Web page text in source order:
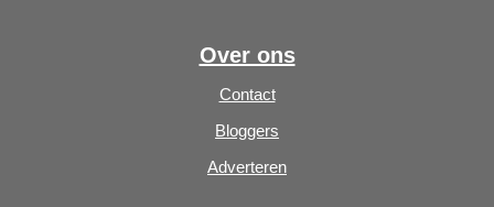
Over ons
Contact
Bloggers
Adverteren